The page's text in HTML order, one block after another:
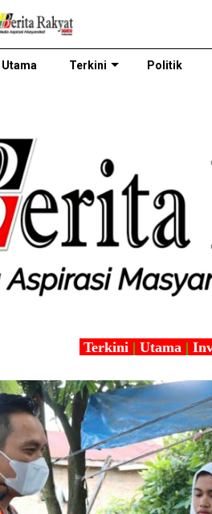
Utama Terkini Politik
Terkini | Utama |